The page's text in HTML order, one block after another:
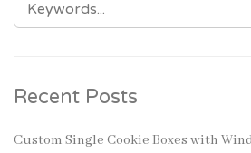
FOR:
Recent Posts
Custom Single Cookie Boxes with